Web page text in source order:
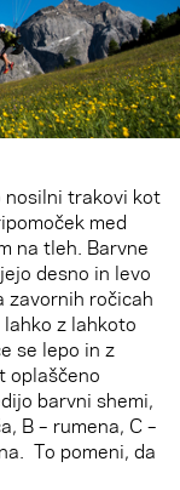
nosilni trakovi kot
med
na tleh. Barvne
desno in levo
zavornih ročicah
lahko z lahkoto
se lepo in z
oplaščeno
barvni shemi,
B – rumena, C –
To pomeni, da